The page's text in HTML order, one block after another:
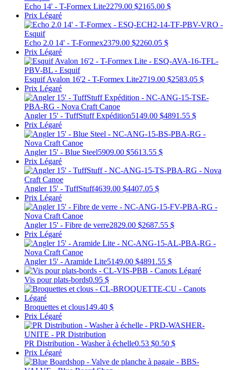
Echo 14' - T-Formex Lite2279.00 $2165.00 $
Prix Légaré
Echo 2.0 14' - T-Formex2379.00 $2260.05 $
Prix Légaré
Esquif Avalon 16'2 - T-Formex Lite2719.00 $2583.05 $
Prix Légaré
Angler 15' - TuffStuff Expédition5149.00 $4891.55 $
Prix Légaré
Angler 15' - Blue Steel5909.00 $5613.55 $
Prix Légaré
Angler 15' - TuffStuff4639.00 $4407.05 $
Prix Légaré
Angler 15' - Fibre de verre2829.00 $2687.55 $
Prix Légaré
Angler 15' - Aramide Lite5149.00 $4891.55 $
Vis pour plats-bords0.95 $
Broquettes et clous149.40 $
Prix Légaré
PR Distribution - Washer à échelle0.53 $0.50 $
Prix Légaré